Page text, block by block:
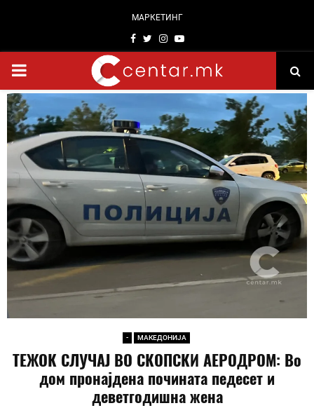
МАРКЕТИНГ
Facebook
TwitterInstagram
Youtube
PRIMARY
MENU
- МАКЕДОНИЈА
ТЕЖОК СЛУЧАЈ ВО СКОПСКИ АЕРОДРОМ: Во
дом пронајдена почината педесет и
деветгодишна жена